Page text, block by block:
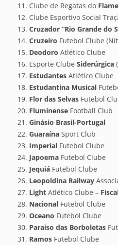
Clube de Regatas do
Clube Esportivo Social
Cruzador “Rio Grande do
Cruzeiro Futebol Clube
Deodoro Atlético Clube
Esporte Clube Siderúrgica
Estudantes Atlético Clube
Estudantina Musical
Flor das Selvas Futebol
Fluminense Football Club
Ginásio Brasil-Portugal
Guaraína Sport Club
Imperial Futebol Clube
Japoema Futebol Clube
Jequiá Futebol Clube
Leopoldina Railway
Light Atlético Clube –
Nacional Futebol Clube
Oceano Futebol Clube
Paraíso das Borboletas
Ramos Futebol Clube